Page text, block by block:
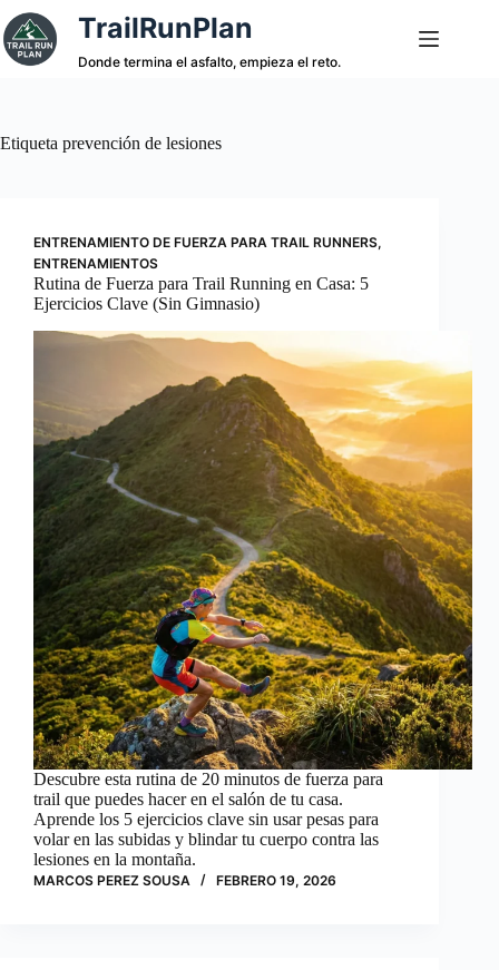
Saltar
al
contenido
TrailRunPlan
Donde termina el asfalto, empieza el reto.
Etiqueta prevención de lesiones
ENTRENAMIENTO DE FUERZA PARA TRAIL RUNNERS,
ENTRENAMIENTOS
Rutina de Fuerza para Trail Running en Casa: 5
Ejercicios Clave (Sin Gimnasio)
Descubre esta rutina de 20 minutos de fuerza para
trail que puedes hacer en el salón de tu casa.
Aprende los 5 ejercicios clave sin usar pesas para
volar en las subidas y blindar tu cuerpo contra las
lesiones en la montaña.
MARCOS PEREZ SOUSA FEBRERO 19, 2026